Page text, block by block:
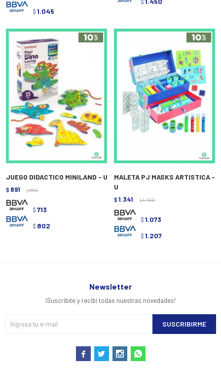
$ 1.045
JUEGO DIDACTICO MINILAND - U
$ 891 $ 990
$ 713
$ 802
MALETA PJ MASKS ARTISTICA -
U
$ 1.341 $ 1.490
$ 1.073
$ 1.207
Newsletter
¡Suscribite y recibí todas nuestras novedades!
SUSCRIBIRME
   